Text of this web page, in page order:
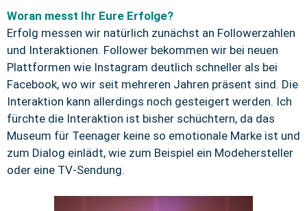
Woran messt Ihr Eure Erfolge?
Erfolg messen wir natürlich zunächst an Followerzahlen
und Interaktionen. Follower bekommen wir bei neuen
Plattformen wie Instagram deutlich schneller als bei
Facebook, wo wir seit mehreren Jahren präsent sind. Die
Interaktion kann allerdings noch gesteigert werden. Ich
fürchte die Interaktion ist bisher schüchtern, da das
Museum für Teenager keine so emotionale Marke ist und
zum Dialog einlädt, wie zum Beispiel ein Modehersteller
oder eine TV-Sendung.